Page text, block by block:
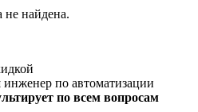
не найдена.
по автоматизации
по всем вопросам